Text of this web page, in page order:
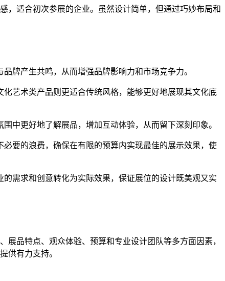
，适合初次参展的企业。虽然设计简单，但通过巧妙布局和
牌产生共鸣，从而增强品牌影响力和市场竞争力。
艺术类产品则更适合传统风格，能够更好地展现其文化底
中更好地了解展品，增加互动体验，从而留下深刻印象。
要的浪费，确保在有限的预算内实现最佳的展示效果，使
需求和创意转化为实际效果，保证展位的设计既美观又实
品特点、观众体验、预算和专业设计团队等多方面因素，
供有力支持。